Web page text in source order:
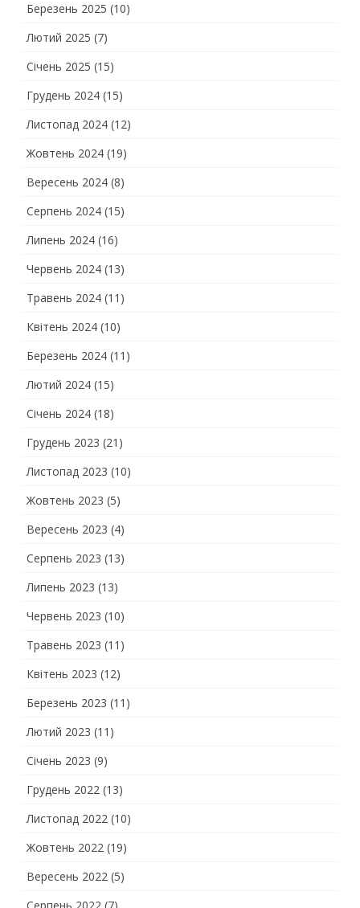
Березень 2025 (10)
Лютий 2025 (7)
Січень 2025 (15)
Грудень 2024 (15)
Листопад 2024 (12)
Жовтень 2024 (19)
Вересень 2024 (8)
Серпень 2024 (15)
Липень 2024 (16)
Червень 2024 (13)
Травень 2024 (11)
Квітень 2024 (10)
Березень 2024 (11)
Лютий 2024 (15)
Січень 2024 (18)
Грудень 2023 (21)
Листопад 2023 (10)
Жовтень 2023 (5)
Вересень 2023 (4)
Серпень 2023 (13)
Липень 2023 (13)
Червень 2023 (10)
Травень 2023 (11)
Квітень 2023 (12)
Березень 2023 (11)
Лютий 2023 (11)
Січень 2023 (9)
Грудень 2022 (13)
Листопад 2022 (10)
Жовтень 2022 (19)
Вересень 2022 (5)